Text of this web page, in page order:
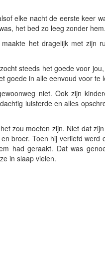
elke nacht de eerste keer
het bed zo leeg zonder hem.
het dragelijk met zijn
steeds het goede voor
goede in alle eenvoud voor te
niet. Ook zijn
luisterde en alles
zou moeten zijn. Niet dat
broer. Toen hij verliefd werd
had geraakt. Dat was
in slaap vielen.